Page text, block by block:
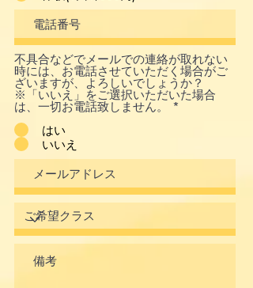
不具合などでメールでの連絡が取れない
時には、お電話させていただく場合がご
ざいますが、よろしいでしょうか？
※「いいえ」をご選択いただいた場合
は、一切お電話致しません。
*
はい
いいえ